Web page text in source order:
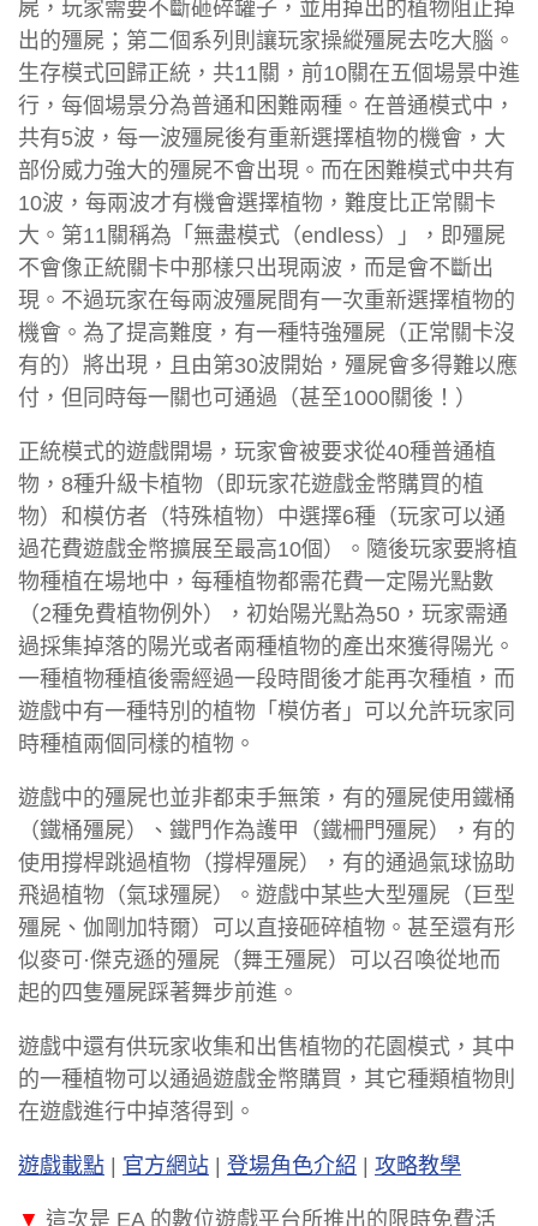
屍，玩家需要不斷砸碎罐子，並用掉出的植物阻止掉
出的殭屍；第二個系列則讓玩家操縱殭屍去吃大腦。
生存模式回歸正統，共11關，前10關在五個場景中進
行，每個場景分為普通和困難兩種。在普通模式中，
共有5波，每一波殭屍後有重新選擇植物的機會，大
部份威力強大的殭屍不會出現。而在困難模式中共有
10波，每兩波才有機會選擇植物，難度比正常關卡
大。第11關稱為「無盡模式（endless）」，即殭屍
不會像正統關卡中那樣只出現兩波，而是會不斷出
現。不過玩家在每兩波殭屍間有一次重新選擇植物的
機會。為了提高難度，有一種特強殭屍（正常關卡沒
有的）將出現，且由第30波開始，殭屍會多得難以應
付，但同時每一關也可通過（甚至1000關後！）
正統模式的遊戲開場，玩家會被要求從40種普通植
物，8種升級卡植物（即玩家花遊戲金幣購買的植
物）和模仿者（特殊植物）中選擇6種（玩家可以通
過花費遊戲金幣擴展至最高10個）。隨後玩家要將植
物種植在場地中，每種植物都需花費一定陽光點數
（2種免費植物例外），初始陽光點為50，玩家需通
過採集掉落的陽光或者兩種植物的產出來獲得陽光。
一種植物種植後需經過一段時間後才能再次種植，而
遊戲中有一種特別的植物「模仿者」可以允許玩家同
時種植兩個同樣的植物。
遊戲中的殭屍也並非都束手無策，有的殭屍使用鐵桶
（鐵桶殭屍）、鐵門作為護甲（鐵柵門殭屍），有的
使用撐桿跳過植物（撐桿殭屍），有的通過氣球協助
飛過植物（氣球殭屍）。遊戲中某些大型殭屍（巨型
殭屍、伽剛加特爾）可以直接砸碎植物。甚至還有形
似麥可·傑克遜的殭屍（舞王殭屍）可以召喚從地而
起的四隻殭屍踩著舞步前進。
遊戲中還有供玩家收集和出售植物的花園模式，其中
的一種植物可以通過遊戲金幣購買，其它種類植物則
在遊戲進行中掉落得到。
遊戲載點 | 官方網站 | 登場角色介紹 | 攻略教學
▼ 這次是 EA 的數位遊戲平台所推出的限時免費活